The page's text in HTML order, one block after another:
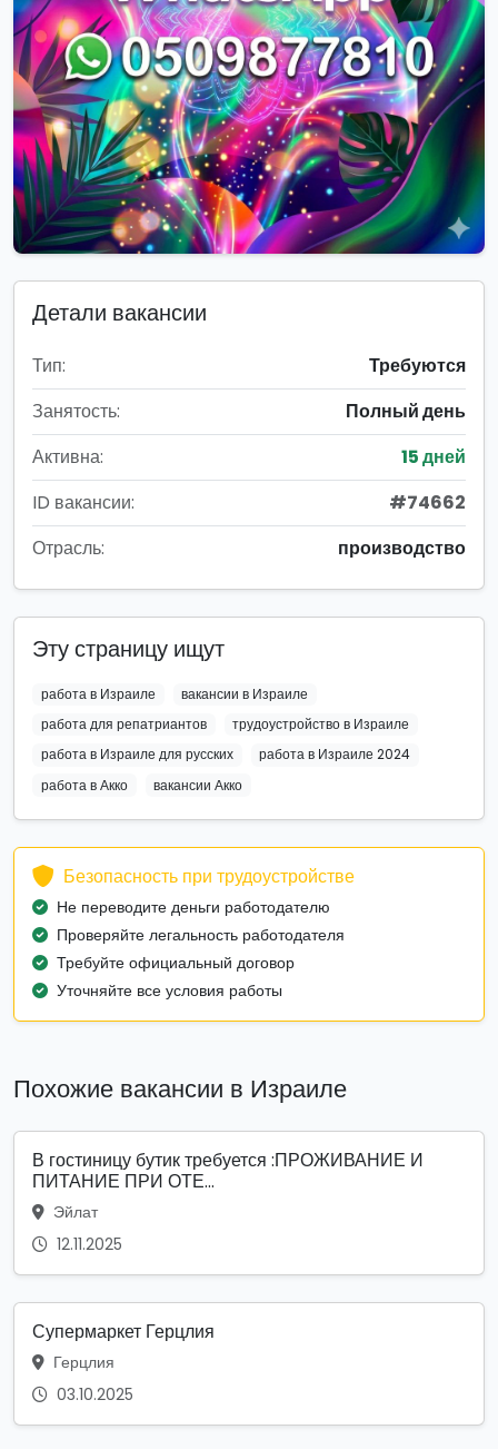
Детали вакансии
Тип:
Требуются
Занятость:
Полный день
Активна:
15 дней
ID вакансии:
#74662
Отрасль:
производство
Эту страницу ищут
работа в Израиле
вакансии в Израиле
работа для репатриантов
трудоустройство в Израиле
работа в Израиле для русских
работа в Израиле 2024
работа в Акко
вакансии Акко
Безопасность при трудоустройстве
Не переводите деньги работодателю
Проверяйте легальность работодателя
Требуйте официальный договор
Уточняйте все условия работы
Похожие вакансии в Израиле
В гостиницу бутик требуется :ПРОЖИВАНИЕ И
ПИТАНИЕ ПРИ ОТЕ...
Эйлат
12.11.2025
Супермаркет Герцлия
Герцлия
03.10.2025